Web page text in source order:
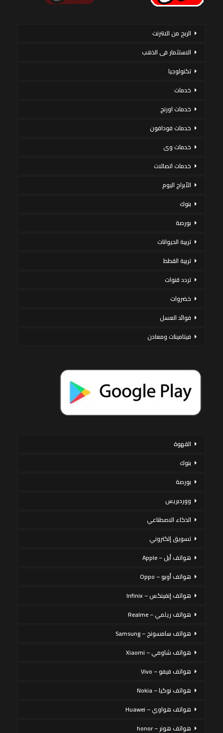
الربح من الانترنت
الاستثمار فى الذهب
تكنولوجيا
خدمات
خدمات اورنج
خدمات فودافون
خدمات وى
خدمات اتصالات
الأبراج اليوم
بنوك
بورصة
تربية الحيوانات
تربية القطط
تردد قنوات
خضروات
فوائد العسل
فيتامينات ومعادن
القهوة
بنوك
بورصة
ووردبريس
الذكاء الاصطناعي
تسويق إلكتروني
هواتف أبل – Apple
هواتف أوبو – Oppo
هواتف إنفينكس – Infinix
هواتف ريلمي – Realme
هواتف سامسونج – Samsung
هواتف شاومي – Xiaomi
هواتف فيفو – Vivo
هواتف نوكيا – Nokia
هواتف هواوي – Huawei
هواتف هونر – honor